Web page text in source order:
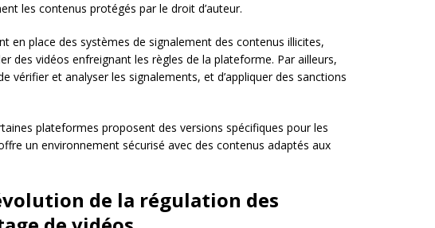
les contenus protégés par le droit d’auteur.
en place des systèmes de signalement des contenus illicites,
des vidéos enfreignant les règles de la plateforme. Par ailleurs,
vérifier et analyser les signalements, et d’appliquer des sanctions
plateformes proposent des versions spécifiques pour les
un environnement sécurisé avec des contenus adaptés aux
de la régulation des